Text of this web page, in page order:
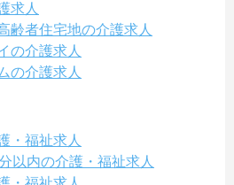
求人
齢者住宅地の介護求人
の介護求人
の介護求人
・福祉求人
以内の介護・福祉求人